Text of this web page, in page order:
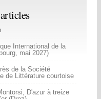
International de la
mai 2027)
de la Société
de Littérature courtoise
D'azur à treize